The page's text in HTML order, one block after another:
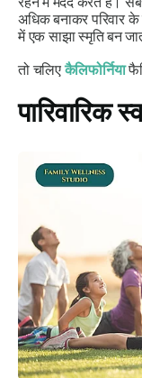
अधिक बनाकर परिवार
में एक साझा स्मृति बन
तो चलिएकैलिफोर्निया
पारिवारिक